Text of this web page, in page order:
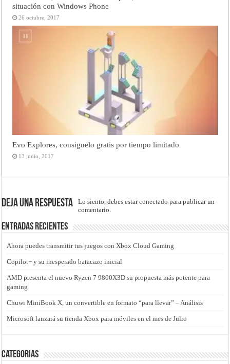
situación con Windows Phone
26 octubre, 2017
Evo Explores, consiguelo gratis por tiempo limitado
13 junio, 2017
Deja una respuesta Lo siento, debes estarconectado para publicar un
comentario.
Entradas recientes
Ahora puedes transmitir tus juegos con Xbox Cloud Gaming
Copilot+ y su inesperado batacazo inicial
AMD presenta el nuevo Ryzen 7 9800X3D su propuesta más potente para
gaming
Chuwi MiniBook X, un convertible en formato “para llevar” – Análisis
Microsoft lanzará su tienda Xbox para móviles en el mes de Julio
Categorias